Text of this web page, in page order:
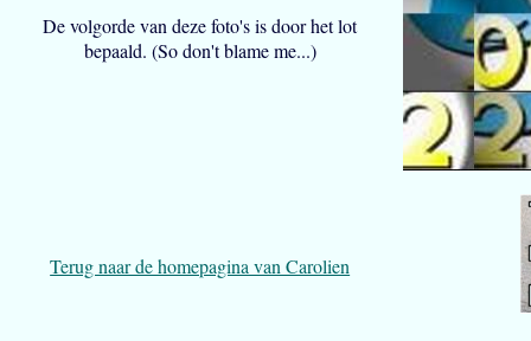
De volgorde van deze foto's is door het lot
bepaald. (So don't blame me...)
Terug naar de homepagina van Carolien